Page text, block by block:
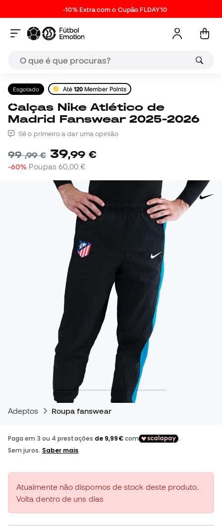
-10% Extra com o Cupão FLDAY10
Esgotado Até 120 Member Points
Calças Nike Atlético de
Madrid Fanswear 2025-2026
Sê o primeiro a dar uma opinião
99,99 € 39,99 €
-60% Poupas 60,00 €
Adeptos Roupa fanswear
Atualmente não dispomos de stock deste produto.
Volta dentro de uns dias